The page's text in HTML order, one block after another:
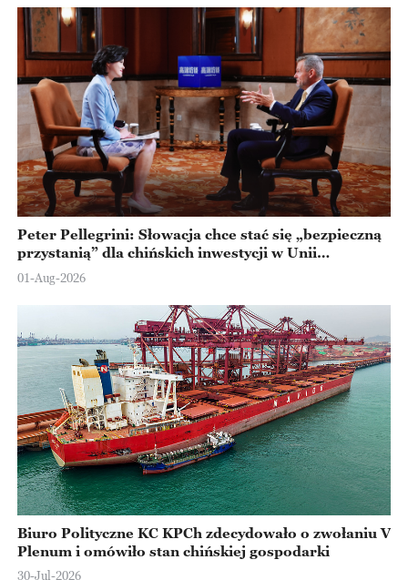
Peter Pellegrini: Słowacja chce stać się „bezpieczną
przystanią” dla chińskich inwestycji w Unii
Europejskiej
01-Aug-2026
Biuro Polityczne KC KPCh zdecydowało o zwołaniu V
Plenum i omówiło stan chińskiej gospodarki
30-Jul-2026